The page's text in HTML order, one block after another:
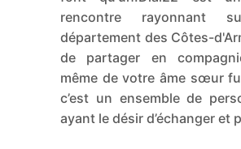
rencontre rayonnant
département des Côtes-
de partager en
même de votre âme sœur
c’est un ensemble de
ayant le désir d’échanger et